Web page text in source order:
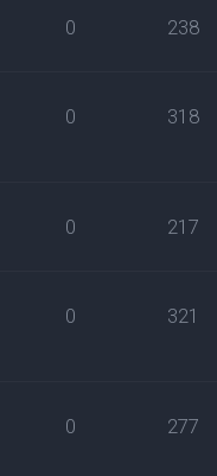
0 238
0 318
0 217
0 321
0 277